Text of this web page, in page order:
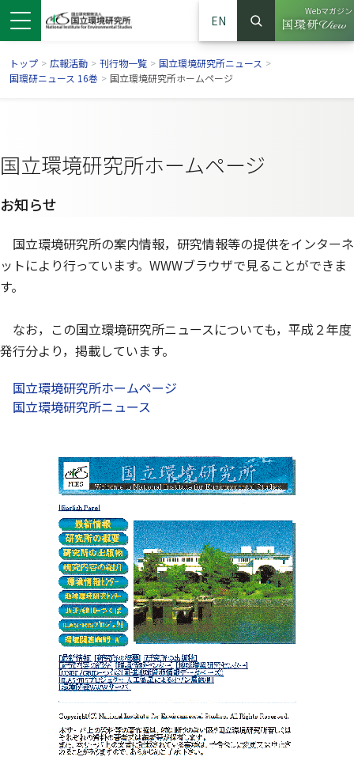
ウで開きます）
ンドウで開きます）
ウインドウで開きます）
EN
サイト内検索
検索
Webマガジン
（別ウイ
トップ > 広報活動 > 刊行物一覧 > 国立環境研究所ニュース >
国環研ニュース 16巻 > 国立環境研究所ホームページ
国立環境研究所ホームページ
お知らせ
国立環境研究所の案内情報，研究情報等の提供をインターネ
ットにより行っています。WWWブラウザで見ることができま
す。
なお，この国立環境研究所ニュースについても，平成２年度
発行分より，掲載しています。
国立環境研究所ホームページ
国立環境研究所ニュース